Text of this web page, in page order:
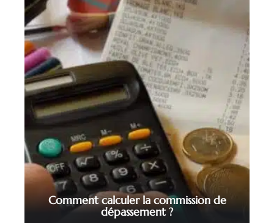
Comment calculer la commission de
dépassement ?